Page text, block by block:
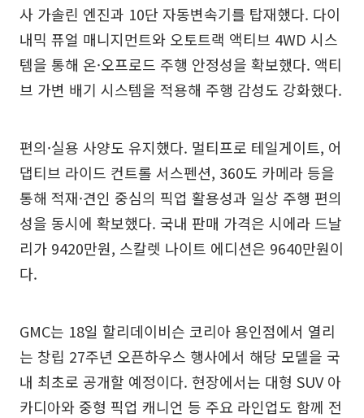
사 가솔린 엔진과 10단 자동변속기를 탑재했다. 다이
내믹 퓨얼 매니지먼트와 오토트랙 액티브 4WD 시스
템을 통해 온·오프로드 주행 안정성을 확보했다. 액티
브 가변 배기 시스템을 적용해 주행 감성도 강화했다.
편의·실용 사양도 유지했다. 멀티프로 테일게이트, 어
댑티브 라이드 컨트롤 서스펜션, 360도 카메라 등을
통해 적재·견인 중심의 픽업 활용성과 일상 주행 편의
성을 동시에 확보했다. 국내 판매 가격은 시에라 드날
리가 9420만원, 스칼렛 나이트 에디션은 9640만원이
다.
GMC는 18일 할리데이비슨 코리아 용인점에서 열리
는 창립 27주년 오픈하우스 행사에서 해당 모델을 국
내 최초로 공개할 예정이다. 현장에서는 대형 SUV 아
카디아와 중형 픽업 캐니언 등 주요 라인업도 함께 전